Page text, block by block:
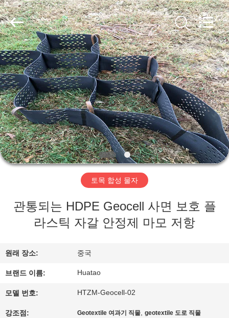
집
제
품
우
리
대
여
공
장
2020
-
2026
HUATAO
LOVER
LTD.
All
Rights
Reserved.
토목 합성 물자
관통되는 HDPE Geocell 사면 보호 플
라스틱 자갈 안정제 마모 저항
원래 장소: 중국
브랜드 이름: Huatao
모델 번호: HTZM-Geocell-02
강조점: Geotextile 여과기 직물,geotextile 도로 직물